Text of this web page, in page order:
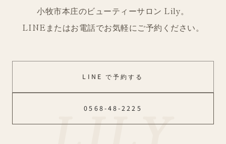
小牧市本庄のビューティーサロン Lily。
LINEまたはお電話でお気軽にご予約ください。
LINE で予約する
0568-48-2225